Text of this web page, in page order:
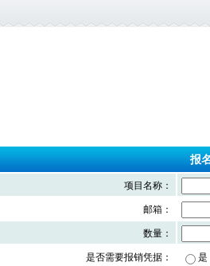
报
项目名称：
邮箱：
数量：
是否需要报销凭据：
是